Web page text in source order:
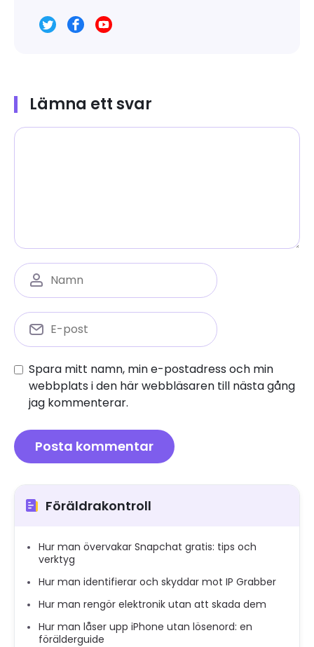
Lämna ett svar
Spara mitt namn, min e-postadress och min
webbplats i den här webbläsaren till nästa gång
jag kommenterar.
Föräldrakontroll
Hur man övervakar Snapchat gratis: tips och
verktyg
Hur man identifierar och skyddar mot IP Grabber
Hur man rengör elektronik utan att skada dem
Hur man låser upp iPhone utan lösenord: en
förälderguide